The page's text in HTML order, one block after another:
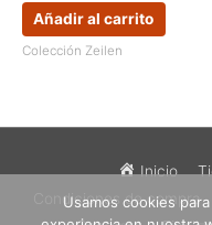
Añadir al carrito
Colección Zeilen
Inicio
Condiciones de compra
Usamos cookies